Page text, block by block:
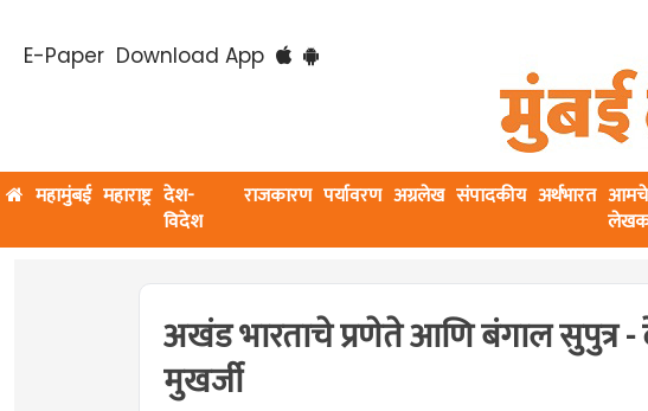
E-Paper Download App
महामुंबई महाराष्ट्र देश-
विदेश
राजकारण पर्यावरण अग्रलेख संपादकीय अर्थभारत आमचे
अखंड भारताचे प्रणेते आणि बंगाल सुपुत्र -
मुखर्जी